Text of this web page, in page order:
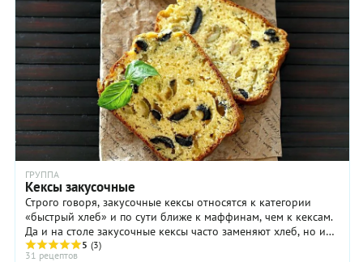
ГРУППА
Кексы закусочные
Строго говоря, закусочные кексы относятся к категории
«быстрый хлеб» и по сути ближе к маффинам, чем к кексам.
Да и на столе закусочные кексы часто заменяют хлеб, но и
сами по себе они отличная ...
5 (3)
31 рецептов